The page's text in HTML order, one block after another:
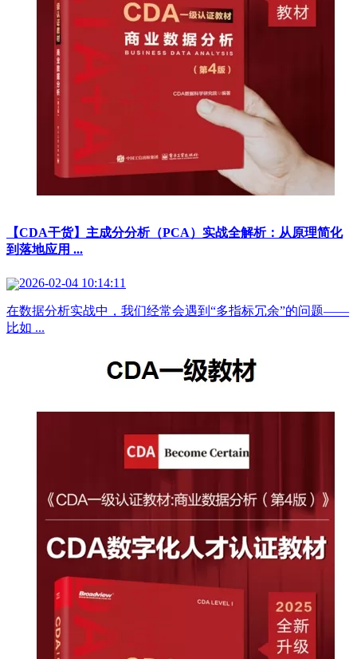
【CDA干货】主成分分析（PCA）实战全解析：从原理简化
到落地应用 ...
2026-02-04 10:14:11
在数据分析实战中，我们经常会遇到“多指标冗余”的问题——
比如 ...